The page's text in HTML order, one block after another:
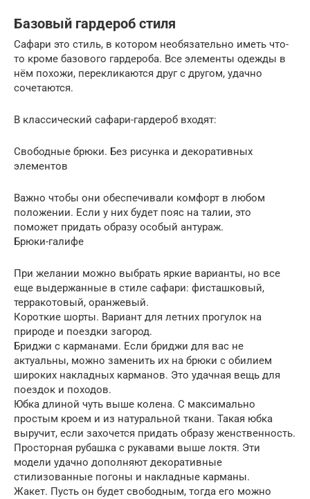
Базовый гардероб стиля
Сафари это стиль, в котором необязательно иметь что-
то кроме базового гардероба. Все элементы одежды в
нём похожи, перекликаются друг с другом, удачно
сочетаются.
В классический сафари-гардероб входят:
Свободные брюки. Без рисунка и декоративных
элементов
Важно чтобы они обеспечивали комфорт в любом
положении. Если у них будет пояс на талии, это
поможет придать образу особый антураж.
Брюки-галифе
При желании можно выбрать яркие варианты, но все
еще выдержанные в стиле сафари: фисташковый,
терракотовый, оранжевый.
Короткие шорты. Вариант для летних прогулок на
природе и поездки загород.
Бриджи с карманами. Если бриджи для вас не
актуальны, можно заменить их на брюки с обилием
широких накладных карманов. Это удачная вещь для
поездок и походов.
Юбка длиной чуть выше колена. С максимально
простым кроем и из натуральной ткани. Такая юбка
выручит, если захочется придать образу женственность.
Просторная рубашка с рукавами выше локтя. Эти
модели удачно дополняют декоративные
стилизованные погоны и накладные карманы.
Жакет. Пусть он будет свободным, тогда его можно